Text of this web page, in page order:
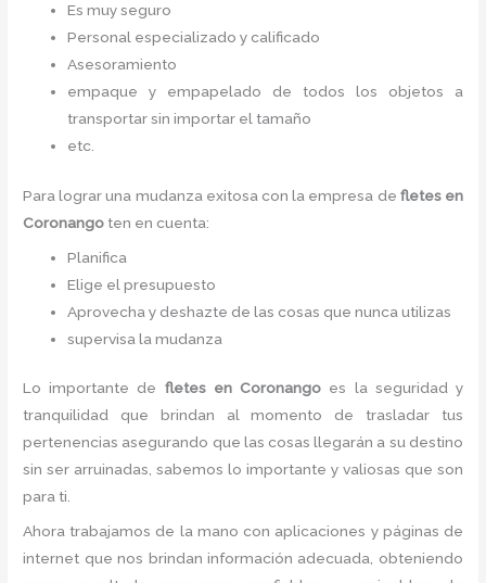
Es muy seguro
Personal especializado y calificado
Asesoramiento
empaque y empapelado de todos los objetos a
transportar sin importar el tamaño
etc.
Para lograr una mudanza exitosa con la empresa de fletesen
Coronango ten en cuenta:
Planifica
Elige el presupuesto
Aprovecha y deshazte de las cosas que nunca utilizas
supervisa la mudanza
Lo importante de fletesen Coronango es la seguridad y
tranquilidad que brindan al momento de trasladar tus
pertenencias asegurando que las cosas llegarán a su destino
sin ser arruinadas, sabemos lo importante y valiosas que son
para ti.
Ahora trabajamos de la mano con aplicaciones y páginas de
internet que nos brindan información adecuada, obteniendo